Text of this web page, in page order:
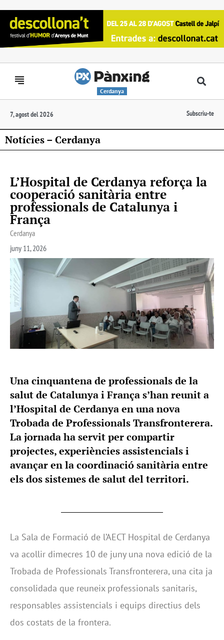
Cerdanya
7, agost del 2026 Subscriu-te
Notícies – Cerdanya
L’Hospital de Cerdanya reforça la
cooperació sanitària entre
professionals de Catalunya i
França
Cerdanya
juny 11, 2026
Una cinquantena de professionals de la
salut de Catalunya i França s’han reunit a
l’Hospital de Cerdanya en una nova
Trobada de Professionals Transfronterera.
La jornada ha servit per compartir
projectes, experiències assistencials i
avançar en la coordinació sanitària entre
els dos sistemes de salut del territori.
La Sala de Formació de l’AECT Hospital de Cerdanya
va acollir dimecres 10 de juny una nova edició de la
Trobada de Professionals Transfronterera, una cita ja
consolidada que reuneix professionals sanitaris,
responsables assistencials i equips directius dels
dos costats de la frontera.